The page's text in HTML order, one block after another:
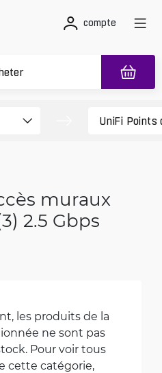
compte
muraux
2.5 Gbps
les produits de la
ne sont pas
Pour voir tous
cette catégorie,